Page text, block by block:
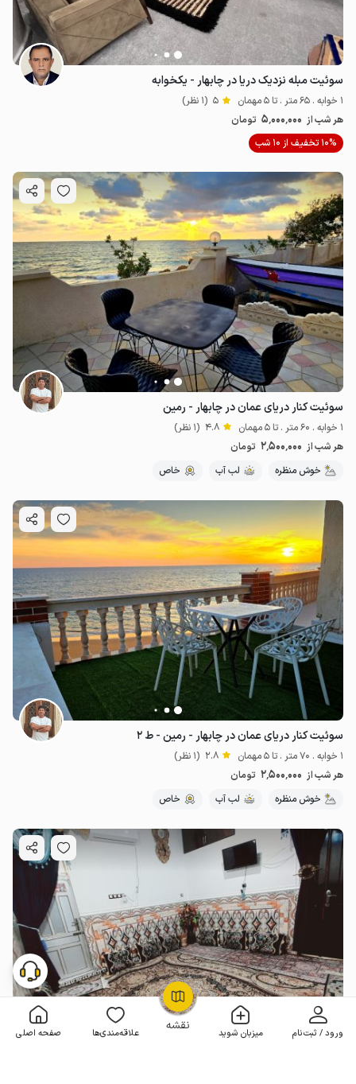
نقشه ورود / ثبت‌نام میزبان شوید علاقه‌مندی‌ها صفحه اصلی
OpenStreetMap
سوئیت مبله نزدیک دریا در چابهار - یکخوابه
1 خوابه . 65 متر . تا 5 مهمان 5 (1 نظر)
هر شب از 5٬000٬000 تومان
10% تخفیف از 10 شب
سوئیت کنار دریای عمان در چابهار - رمین
1 خوابه . 60 متر . تا 5 مهمان 4.8 (1 نظر)
هر شب از 2٬500٬000 تومان
خوش منظره
لب آب خاص
سوئیت کنار دریای عمان در چابهار - رمین - ط ۲
1 خوابه . 70 متر . تا 5 مهمان 2.8 (1 نظر)
هر شب از 2٬500٬000 تومان
خوش منظره
لب آب خاص